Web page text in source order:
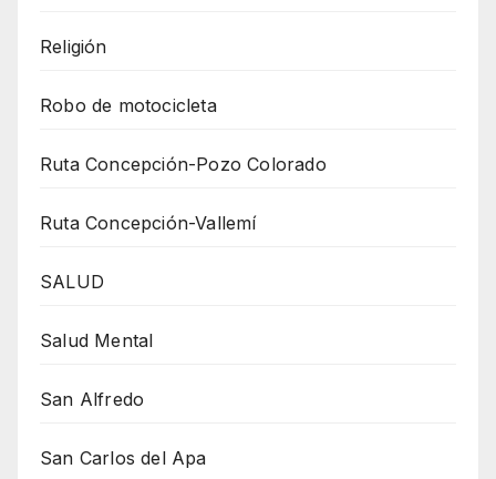
Religión
Robo de motocicleta
Ruta Concepción-Pozo Colorado
Ruta Concepción-Vallemí
SALUD
Salud Mental
San Alfredo
San Carlos del Apa